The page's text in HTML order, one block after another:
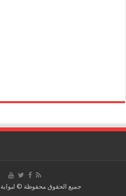
جميع الحقوق محفوظة © لبوابة